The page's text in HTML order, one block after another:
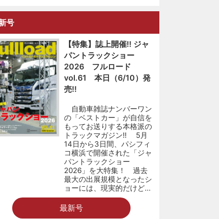
号
【特集】誌上開催!! ジャ
パントラックショー
2026 フルロード
vol.61 本日（6/10）発
売!!
自動車雑誌ナンバーワン
の「ベストカー」が自信を
もってお送りする本格派の
トラックマガジン!! 5月
14日から3日間、パシフィ
コ横浜で開催された「ジャ
パントラックショー
2026」を大特集！ 過去
最大の出展規模となったシ
ョーには、現実的だけど…
最新号